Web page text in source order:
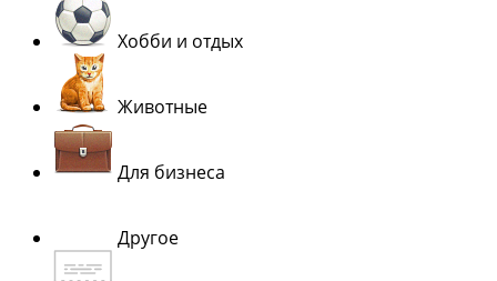
Хобби и отдых
Животные
Для бизнеса
Другое